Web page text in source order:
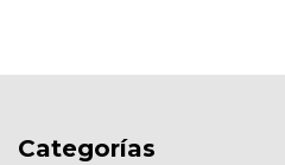
Categorías